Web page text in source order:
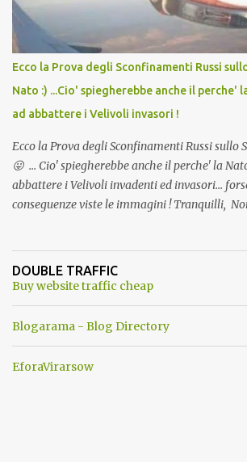
Ecco la Prova degli Sconfinamenti Russi
Nato :) ...Cio' spiegherebbe anche il perche'
ad abbattere i Velivoli invasori !
Ecco la Prova degli Sconfinamenti Russi sullo
😛 ... Cio' spiegherebbe anche il perche' la
abbattere i Velivoli invadenti ed invasori...
conseguenze viste le immagini ! Tranquilli,
ancora una fantasia Nato o forse una "False
una guerra mondiale che difficilmente da
DOUBLE TRAFFIC
Buy website traffic cheap
Blogarama - Blog Directory
EforaVirarsow